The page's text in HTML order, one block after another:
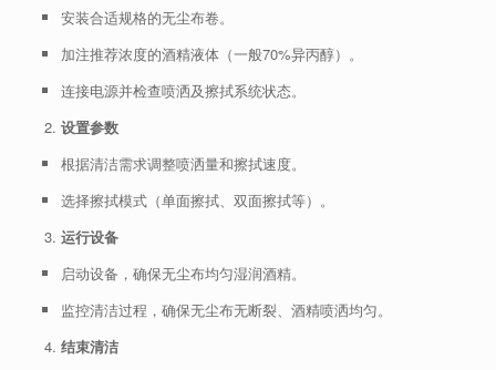
安装合适规格的无尘布卷。
加注推荐浓度的酒精液体（一般70%异丙醇）。
连接电源并检查喷洒及擦拭系统状态。
设置参数
根据清洁需求调整喷洒量和擦拭速度。
选择擦拭模式（单面擦拭、双面擦拭等）。
运行设备
启动设备，确保无尘布均匀湿润酒精。
监控清洁过程，确保无尘布无断裂、酒精喷洒均匀。
结束清洁